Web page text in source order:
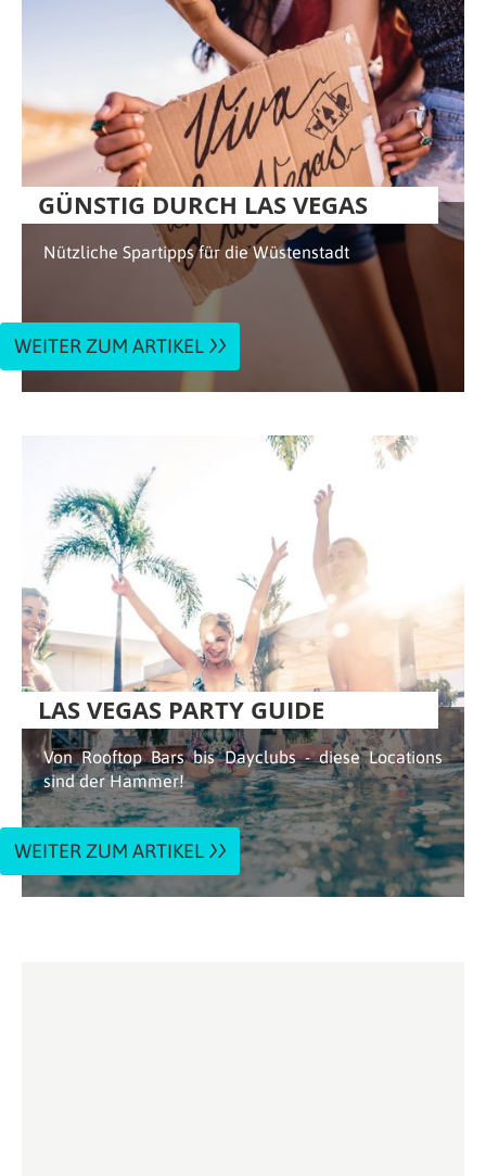
GÜNSTIG DURCH LAS VEGAS
Nützliche Spartipps für die Wüstenstadt
WEITER ZUM ARTIKEL
LAS VEGAS PARTY GUIDE
Von Rooftop Bars bis Dayclubs - diese Locations
sind der Hammer!
WEITER ZUM ARTIKEL